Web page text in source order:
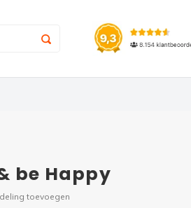
be Happy
toevoegen